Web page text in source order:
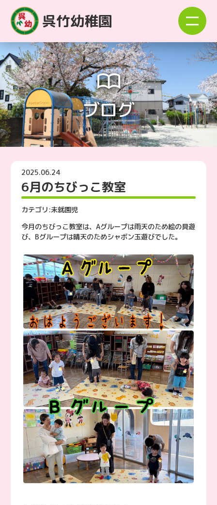
呉竹幼稚園
ブログ
2025.06.24
6月のちびっこ教室
カテゴリ:未就園児
今月のちびっこ教室は、Aグループは雨天のため絵の具遊
び、Bグループは晴天のためシャボン玉遊びでした。